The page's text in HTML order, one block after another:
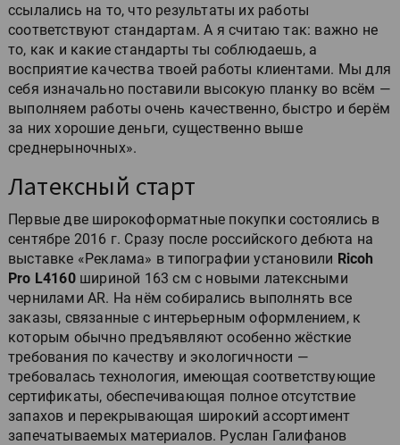
ссылались на то, что результаты их работы
соответствуют стандартам. А я считаю так: важно не
то, как и какие стандарты ты соблюдаешь, а
восприятие качества твоей работы клиентами. Мы для
себя изначально поставили высокую планку во всём —
выполняем работы очень качественно, быстро и берём
за них хорошие деньги, существенно выше
среднерыночных».
Латексный старт
Первые две широкоформатные покупки состоялись в
сентябре 2016 г. Сразу после российского дебюта на
выставке «Реклама» в типографии установили Ricoh
Pro L4160шириной 163 см с новыми латексными
чернилами AR. На нём собирались выполнять все
заказы, связанные с интерьерным оформлением, к
которым обычно предъявляют особенно жёсткие
требования по качеству и экологичности —
требовалась технология, имеющая соответствующие
сертификаты, обеспечивающая полное отсутствие
запахов и перекрывающая широкий ассортимент
запечатываемых материалов. Руслан Галифанов